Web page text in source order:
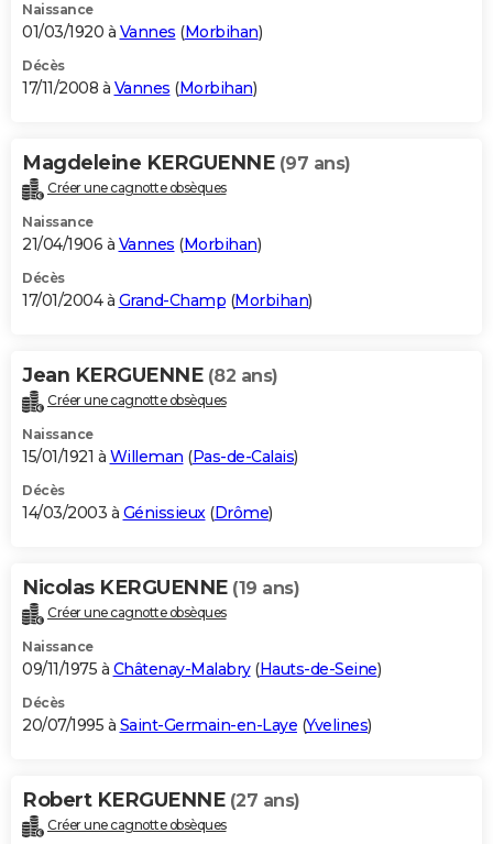
Naissance
01/03/1920 à Vannes (Morbihan)
Décès
17/11/2008 à Vannes (Morbihan)
Magdeleine KERGUENNE (97 ans)
Créer une cagnotte obsèques
Naissance
21/04/1906 à Vannes (Morbihan)
Décès
17/01/2004 à Grand-Champ (Morbihan)
Jean KERGUENNE (82 ans)
Créer une cagnotte obsèques
Naissance
15/01/1921 à Willeman (Pas-de-Calais)
Décès
14/03/2003 à Génissieux(Drôme)
Nicolas KERGUENNE (19 ans)
Créer une cagnotte obsèques
Naissance
09/11/1975 à Châtenay-Malabry(Hauts-de-Seine)
Décès
20/07/1995 à Saint-Germain-en-Laye (Yvelines)
Robert KERGUENNE (27 ans)
Créer une cagnotte obsèques